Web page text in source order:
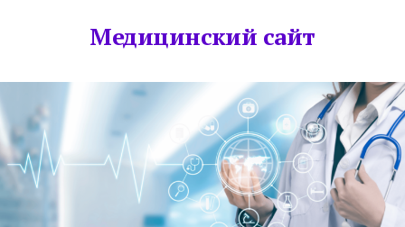
Медицинский сайт